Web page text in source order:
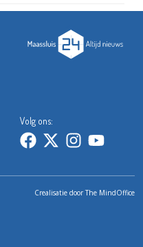
Volg ons:
Crealisatie doorThe MindOffice